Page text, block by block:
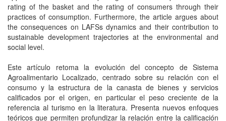
rating of the basket and the rating of consumers through their
practices of consumption. Furthermore, the article argues about
the consequences on LAFSs dynamics and their contribution to
sustainable development trajectories at the environmental and
social level.
Este artículo retoma la evolución del concepto de Sistema
Agroalimentario Localizado, centrado sobre su relación con el
consumo y la estructura de la canasta de bienes y servicios
calificados por el origen, en particular el peso creciente de la
referencia al turismo en la literatura. Presenta nuevos enfoques
teóricos que permiten profundizar la relación entre la calificación